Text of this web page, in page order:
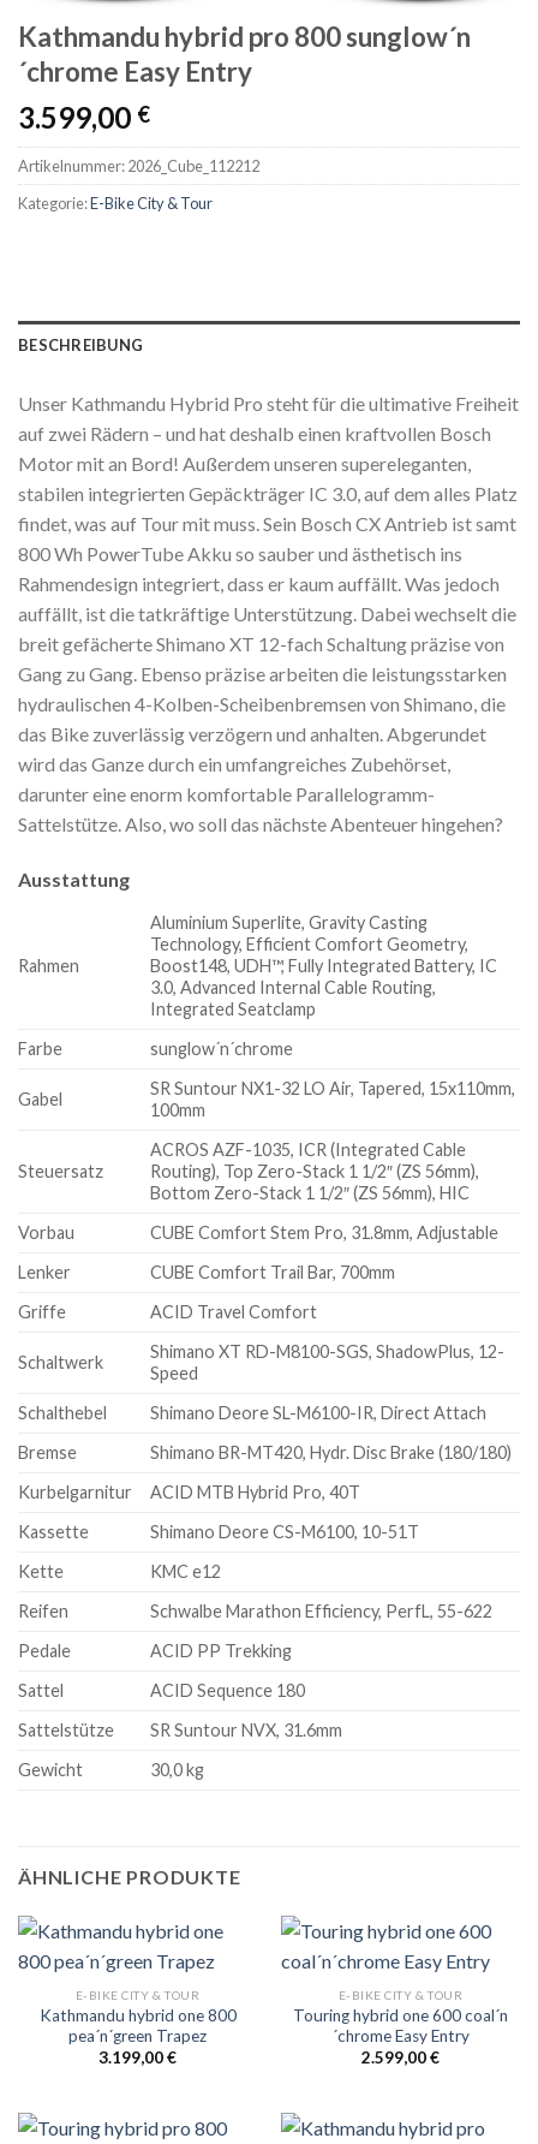
Kathmandu hybrid pro 800 sunglow´n
´chrome Easy Entry
3.599,00 €
Artikelnummer:2026_Cube_112212
Kategorie:E-Bike City & Tour
BESCHREIBUNG
Unser Kathmandu Hybrid Pro steht für die ultimative Freiheit
auf zwei Rädern – und hat deshalb einen kraftvollen Bosch
Motor mit an Bord! Außerdem unseren supereleganten,
stabilen integrierten Gepäckträger IC 3.0, auf dem alles Platz
findet, was auf Tour mit muss. Sein Bosch CX Antrieb ist samt
800 Wh PowerTube Akku so sauber und ästhetisch ins
Rahmendesign integriert, dass er kaum auffällt. Was jedoch
auffällt, ist die tatkräftige Unterstützung. Dabei wechselt die
breit gefächerte Shimano XT 12-fach Schaltung präzise von
Gang zu Gang. Ebenso präzise arbeiten die leistungsstarken
hydraulischen 4-Kolben-Scheibenbremsen von Shimano, die
das Bike zuverlässig verzögern und anhalten. Abgerundet
wird das Ganze durch ein umfangreiches Zubehörset,
darunter eine enorm komfortable Parallelogramm-
Sattelstütze. Also, wo soll das nächste Abenteuer hingehen?
Ausstattung
Rahmen
Aluminium Superlite, Gravity Casting
Technology, Efficient Comfort Geometry,
Boost148, UDH™, Fully Integrated Battery, IC
3.0, Advanced Internal Cable Routing,
Integrated Seatclamp
Farbe
sunglow´n´chrome
Gabel
SR Suntour NX1-32 LO Air, Tapered, 15x110mm,
100mm
Steuersatz
ACROS AZF-1035, ICR (Integrated Cable
Routing), Top Zero-Stack 1 1/2″ (ZS 56mm),
Bottom Zero-Stack 1 1/2″ (ZS 56mm), HIC
Vorbau
CUBE Comfort Stem Pro, 31.8mm, Adjustable
Lenker
CUBE Comfort Trail Bar, 700mm
Griffe
ACID Travel Comfort
Schaltwerk
Shimano XT RD-M8100-SGS, ShadowPlus, 12-
Speed
Schalthebel
Shimano Deore SL-M6100-IR, Direct Attach
Bremse
Shimano BR-MT420, Hydr. Disc Brake (180/180)
Kurbelgarnitur
ACID MTB Hybrid Pro, 40T
Kassette
Shimano Deore CS-M6100, 10-51T
Kette
KMC e12
Reifen
Schwalbe Marathon Efficiency, PerfL, 55-622
Pedale
ACID PP Trekking
Sattel
ACID Sequence 180
Sattelstütze
SR Suntour NVX, 31.6mm
Gewicht
30,0 kg
ÄHNLICHE PRODUKTE
E-BIKE CITY & TOUR
Kathmandu hybrid one 800
pea´n´green Trapez
3.199,00€
E-BIKE CITY & TOUR
Touring hybrid one 600 coal´n
´chrome Easy Entry
2.599,00€